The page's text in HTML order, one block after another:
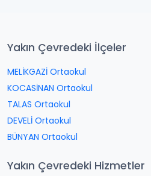
Yakın Çevredeki İlçeler
MELİKGAZİ Ortaokul
KOCASİNAN Ortaokul
TALAS Ortaokul
DEVELİ Ortaokul
BÜNYAN Ortaokul
Yakın Çevredeki Hizmetler